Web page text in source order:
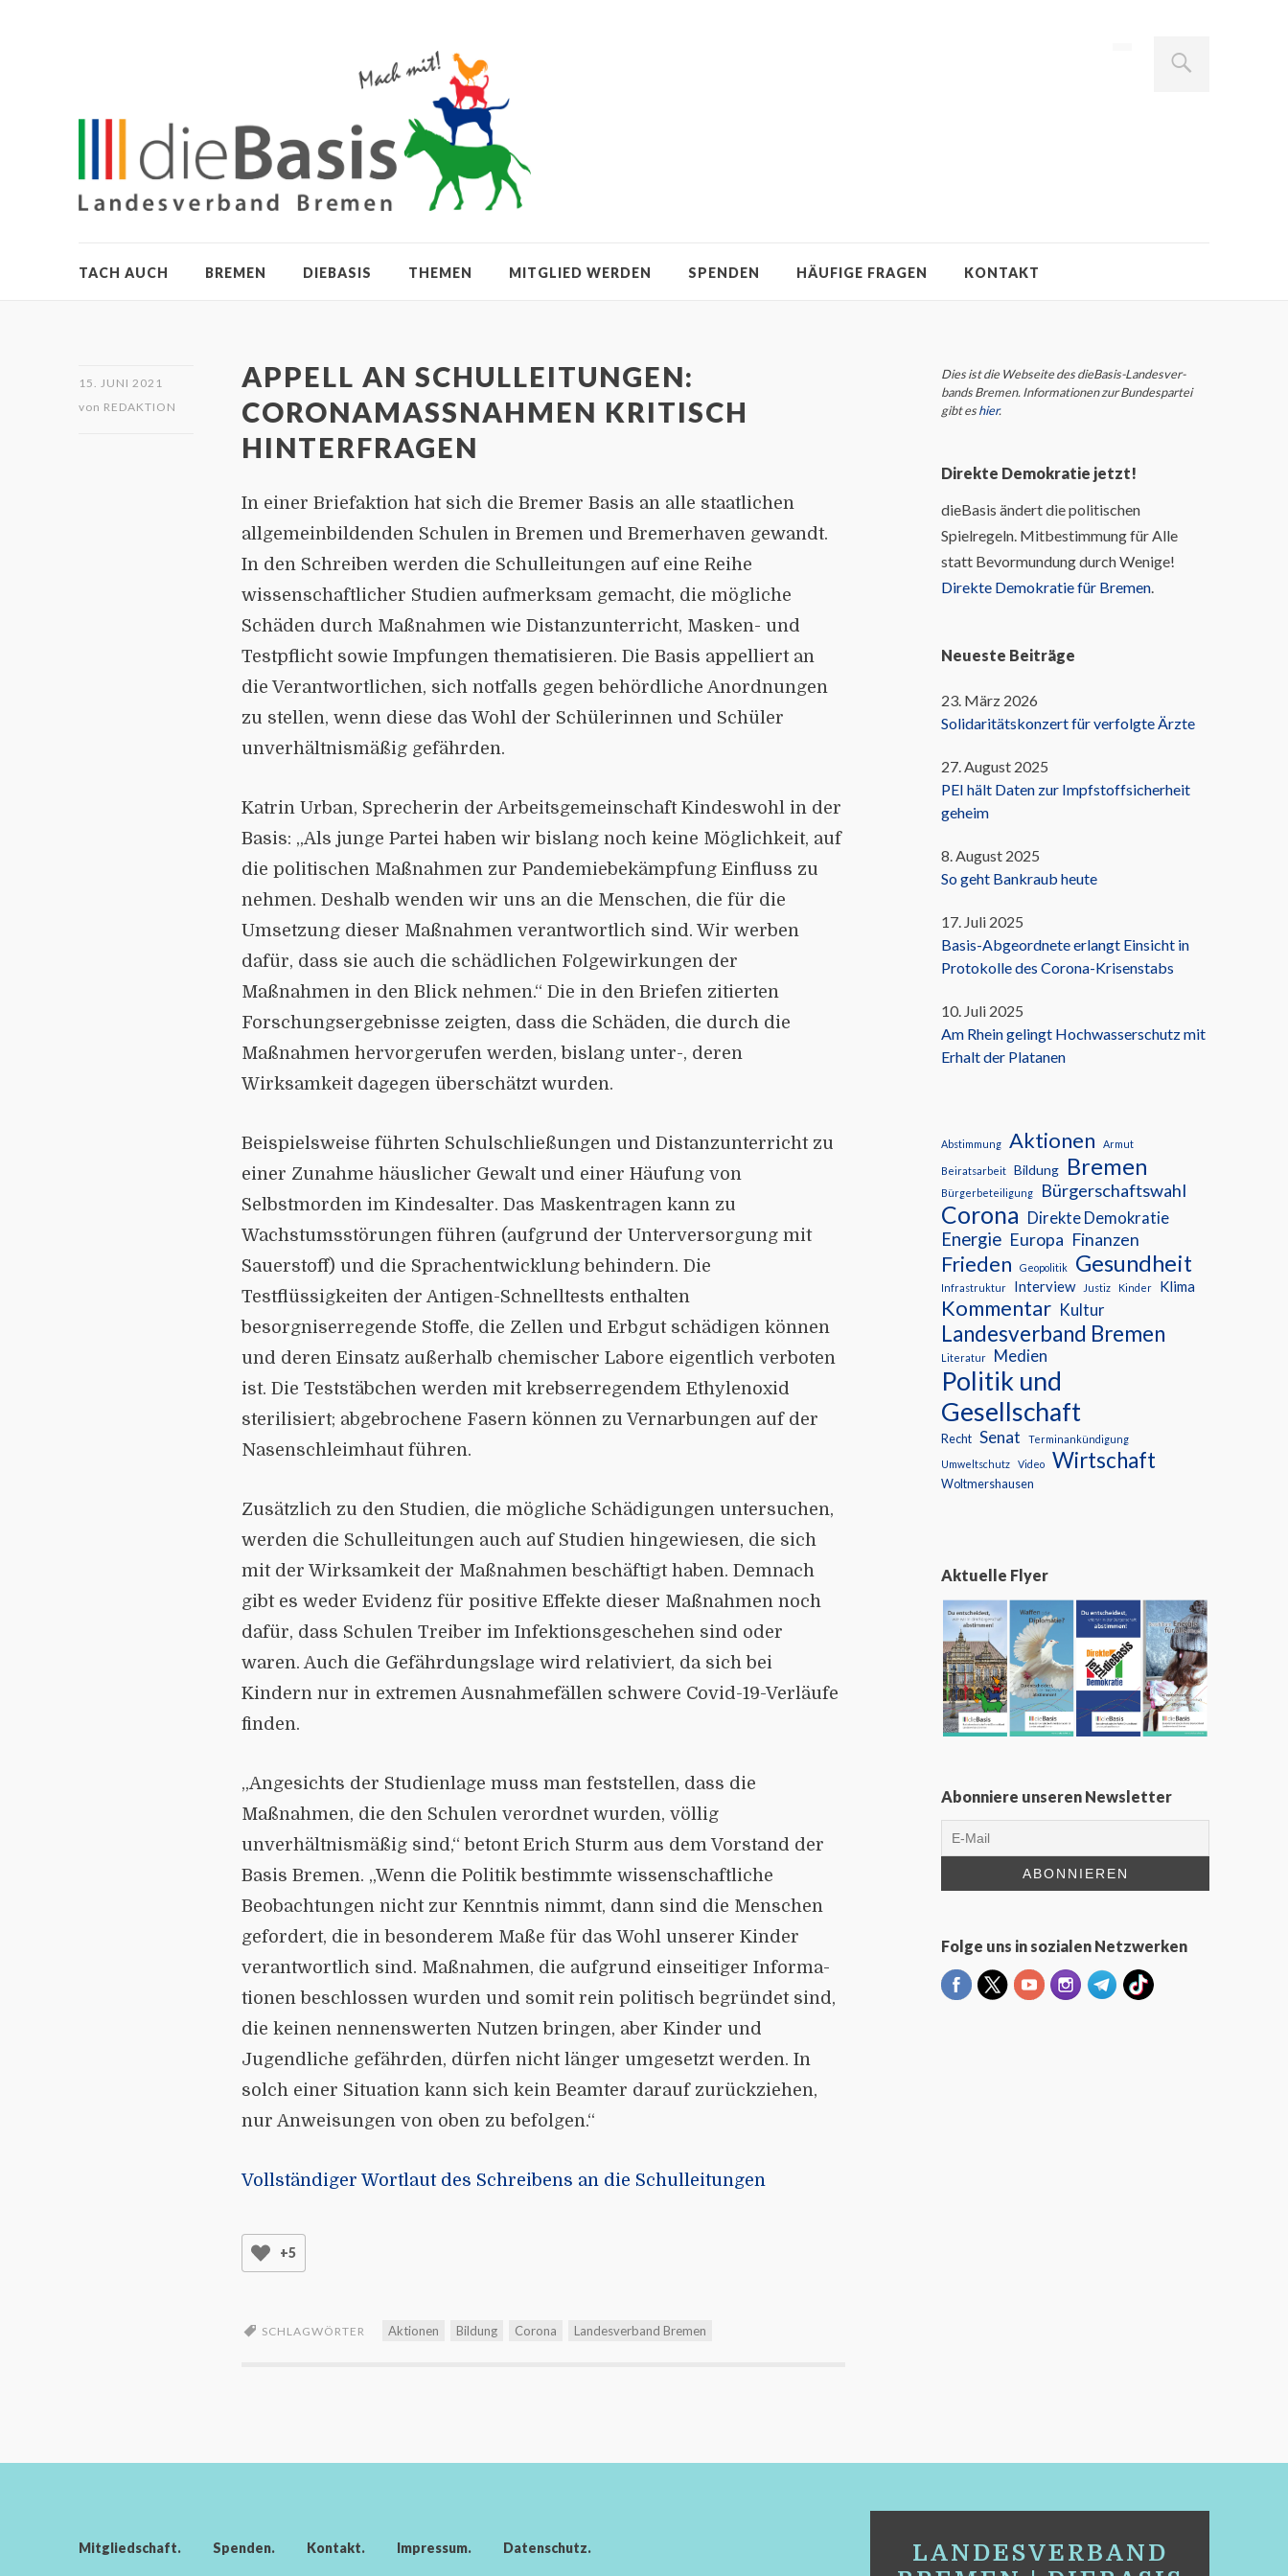
TACH AUCH BREMEN DIEBASIS THEMEN MITGLIED WERDEN SPENDEN HÄUFIGE FRAGEN KONTAKT
15. JUNI 2021
von REDAKTION
APPELL AN SCHULLEITUNGEN:
CORONAMASSNAHMEN KRITISCH H
INTERFRAGEN
In einer Briefaktion hat sich die Bremer Basis an alle staatlichen
allgemeinbildenden Schulen in Bremen und Bremerhaven gewandt.
In den Schreiben werden die Schulleitungen auf eine Reihe
wissenschaftlicher Studien aufmerksam gemacht, die mögliche
Schäden durch Maßnahmen wie Distanzunterricht, Masken- und
Testpflicht sowie Impfungen thematisie­ren. Die Basis appelliert an
die Verantwortlichen, sich notfalls gegen behördliche Anord­nun­gen
zu stellen, wenn diese das Wohl der Schülerinnen und Schüler
unverhältnismäßig gefährden.
Katrin Urban, Sprecherin der Arbeitsgemeinschaft Kindeswohl in der
Basis: „Als junge Partei haben wir bislang noch keine Möglichkeit, auf
die politischen Maßnahmen zur Pandemiebekämpfung Einfluss zu
nehmen. Deshalb wenden wir uns an die Menschen, die für die
Umsetzung dieser Maßnahmen verantwortlich sind. Wir werben
dafür, dass sie auch die schädlichen Folgewirkungen der
Maßnahmen in den Blick nehmen.“ Die in den Briefen zitierten
Forschungsergebnisse zeigten, dass die Schäden, die durch die
Maßnah­men hervorgerufen werden, bislang unter-, deren
Wirksamkeit dagegen überschätzt wurden.
Beispielsweise führten Schulschließungen und Distanzunterricht zu
einer Zunahme häus­licher Gewalt und einer Häufung von
Selbstmorden im Kindesalter. Das Masken­tragen kann zu
Wachstumsstörungen führen (aufgrund der Unterversorgung mit
Sauer­stoff) und die Sprachentwicklung behindern. Die
Testflüssigkeiten der Antigen-Schnelltests enthalten
besorgniserregende Stoffe, die Zellen und Erbgut schädigen können
und deren Einsatz außerhalb chemischer Labore eigentlich verboten
ist. Die Teststäbchen werden mit krebs­erregendem Ethylenoxid
sterilisiert; abgebrochene Fasern können zu Vernarbungen auf der
Nasenschleimhaut führen.
Zusätzlich zu den Studien, die mögliche Schädigungen untersuchen,
werden die Schul­leitungen auch auf Studien hingewiesen, die sich
mit der Wirksamkeit der Maßnahmen beschäftigt haben. Demnach
gibt es weder Evidenz für positive Effekte dieser Maßnah­men noch
dafür, dass Schulen Treiber im Infektionsgeschehen sind oder
waren. Auch die Gefährdungslage wird relativiert, da sich bei
Kindern nur in extremen Ausnahmefällen schwere Covid-19-Verläufe
finden.
„Angesichts der Studienlage muss man feststellen, dass die
Maßnahmen, die den Schulen verordnet wurden, völlig
unverhältnismäßig sind,“ betont Erich Sturm aus dem Vorstand der
Basis Bremen. „Wenn die Politik bestimmte wissenschaftliche
Beobachtungen nicht zur Kenntnis nimmt, dann sind die Menschen
gefordert, die in besonderem Maße für das Wohl unserer Kinder
verantwortlich sind. Maßnahmen, die aufgrund einseitiger Informa­
tionen beschlossen wurden und somit rein politisch begründet sind,
die keinen nennens­werten Nutzen bringen, aber Kinder und
Jugendliche gefährden, dürfen nicht länger umge­setzt werden. In
solch einer Situation kann sich kein Beamter darauf zurückziehen,
nur Anweisungen von oben zu befolgen.“
Vollständiger Wortlaut des Schreibens an die Schulleitungen
+5
SCHLAGWÖRTER Aktionen Bildung Corona Landesverband Bremen
Dies ist die Webseite des dieBasis-Landes­ver­
bands Bremen. Infor­ma­tio­nen zur Bun­des­partei
gibt eshier.
Direkte Demokratie jetzt!
dieBasis ändert die politischen
Spielregeln. Mitbestimmung für Alle
statt Bevormundung durch Wenige!
Direkte Demokratie für Bremen.
Neueste Beiträge
23. März 2026
Solidaritätskonzert für verfolgte Ärzte
27. August 2025
PEI hält Daten zur Impfstoffsicherheit
geheim
8. August 2025
So geht Bankraub heute
17. Juli 2025
Basis-Abgeordnete erlangt Einsicht in
Protokolle des Corona-Krisenstabs
10. Juli 2025
Am Rhein gelingt Hochwasserschutz mit
Erhalt der Platanen
Abstimmung Aktionen Armut
Beiratsarbeit Bildung Bremen
Bürgerbeteiligung Bürgerschaftswahl
Corona Direkte Demokratie
Energie Europa Finanzen
Frieden Geopolitik Gesundheit
Infrastruktur Interview Justiz Kinder Klima
Kommentar Kultur
Landesverband Bremen
Literatur Medien
Politik und
Gesellschaft
Recht Senat
Terminankündigung
Umweltschutz
Video Wirtschaft
Woltmershausen
Aktuelle Flyer
Abonniere unseren Newsletter
Folge uns in sozialen Netzwerken
Mitgliedschaft Spenden Kontakt Impressum Datenschutz
LANDESVERBAND